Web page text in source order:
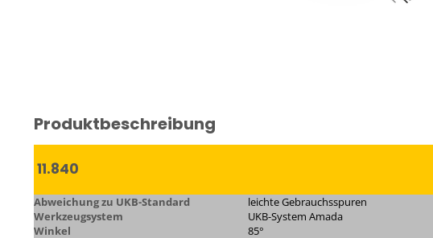
Produktbeschreibung
11.840
Abweichung zu UKB-Standard
leichte Gebrauchsspuren
Werkzeugsystem
UKB-System Amada
Winkel
85°